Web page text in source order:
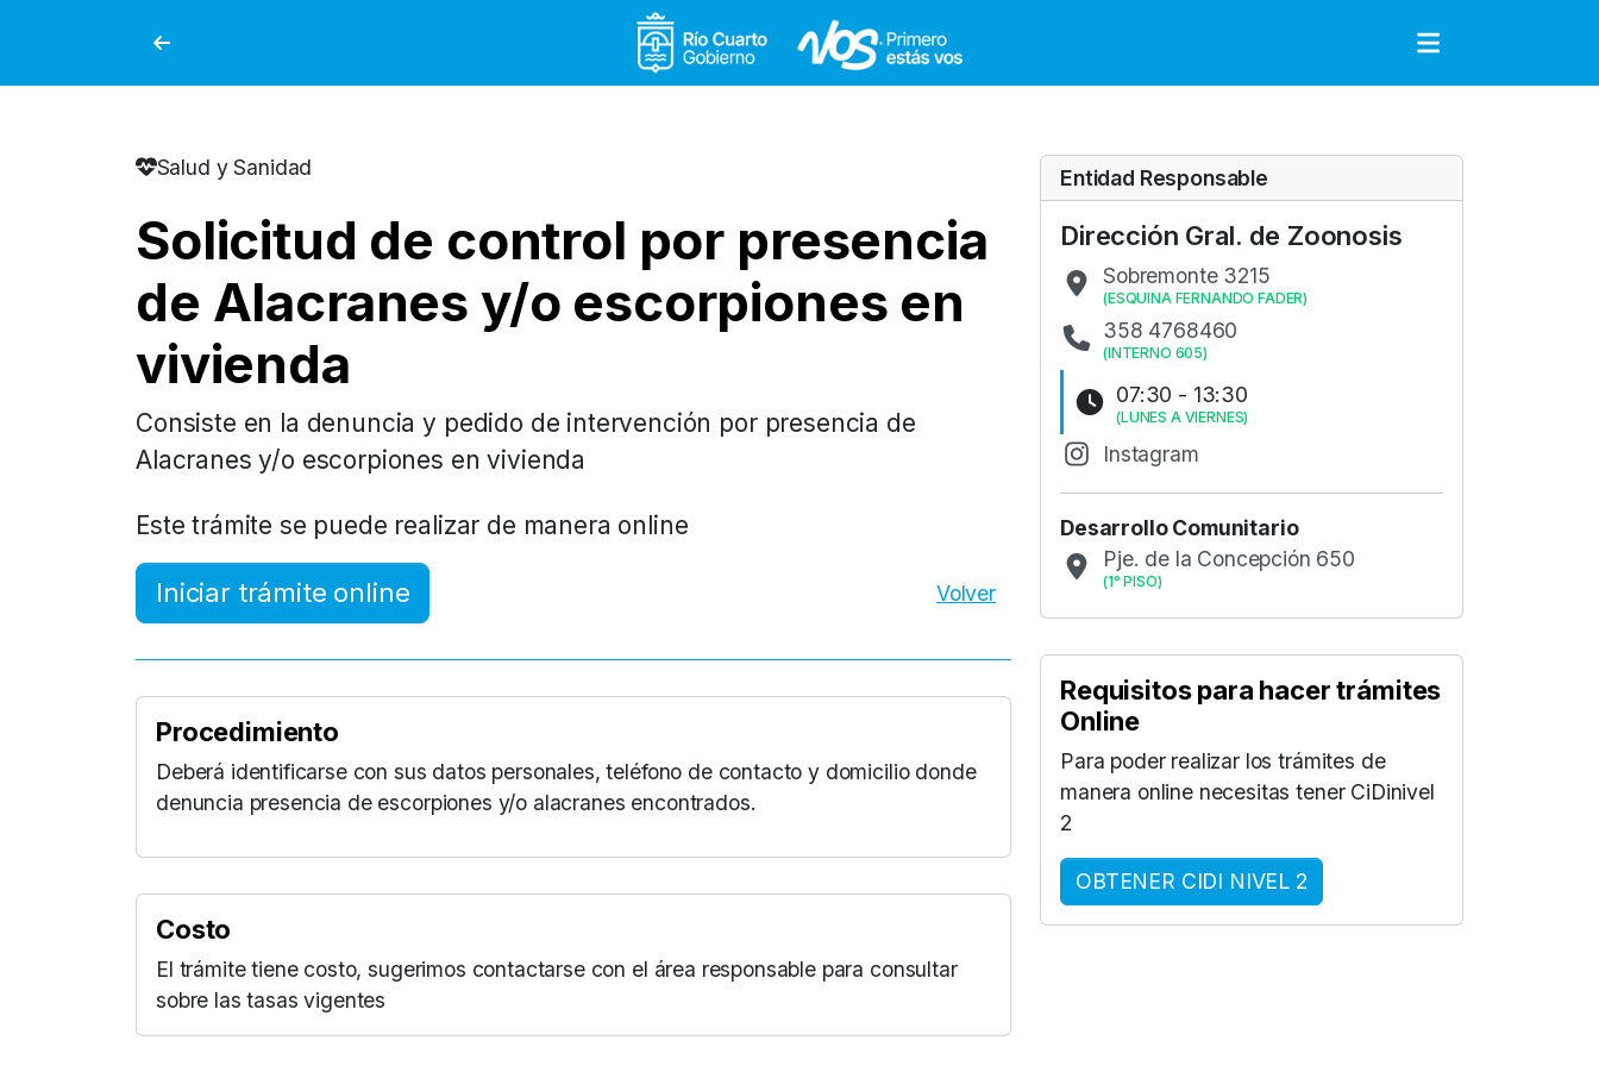
Gobierno de Río Cuarto
Salud y Sanidad
Solicitud de control por presencia
de Alacranes y/o escorpiones en
vivienda
Consiste en la denuncia y pedido de intervención por presencia de
Alacranes y/o escorpiones en vivienda
Este trámite se puede realizar de manera online
Iniciar trámite online Volver
Procedimiento
Deberá identificarse con sus datos personales, teléfono de contacto y domicilio donde
denuncia presencia de escorpiones y/o alacranes encontrados.
Costo
El trámite tiene costo, sugerimos contactarse con el área responsable para consultar
sobre las tasas vigentes
Entidad Responsable
Dirección Gral. de Zoonosis
Sobremonte 3215
(ESQUINA FERNANDO FADER)
358 4768460
(INTERNO 605)
07:30 - 13:30
(LUNES A VIERNES)
Instagram
Desarrollo Comunitario
Pje. de la Concepción 650
(1° PISO)
Requisitos para hacer trámites
Online
Para poder realizar los trámites de
manera online necesitas tener CiDinivel
2
OBTENER CIDI NIVEL 2